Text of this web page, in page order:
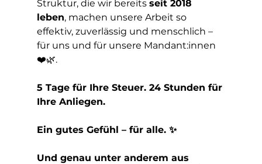
Struktur, die wir bereits seit 2018
leben, machen unsere Arbeit so
effektiv, zuverlässig und menschlich –
für uns und für unsere Mandant:innen
❤️🌿.
5 Tage für Ihre Steuer. 24 Stunden für
Ihre Anliegen.
Ein gutes Gefühl – für alle. ✨
Und genau unter anderem aus